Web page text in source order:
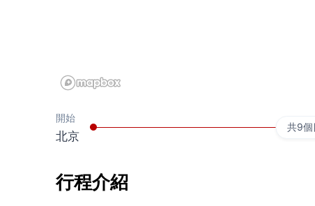
開始
北京
共9個
行程介紹